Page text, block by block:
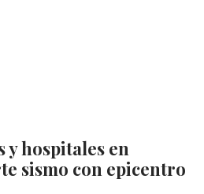
y hospitales en
sismo con epicentro